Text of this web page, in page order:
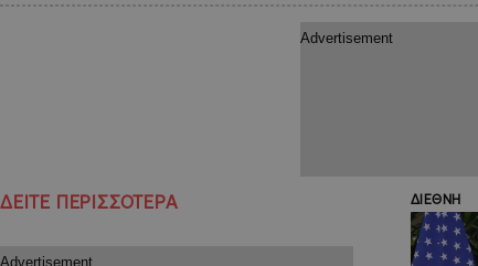
ΔΕΙΤΕ ΠΕΡΙΣΣΟΤΕΡΑ ΔΙΕΘΝΗ